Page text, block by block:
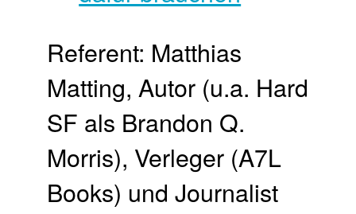
Referent: Matthias
Matting, Autor (u.a. Hard
SF als Brandon Q.
Morris), Verleger (A7L
Books) und Journalist